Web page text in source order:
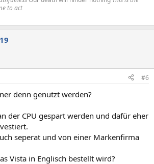
to act
#6
denn genutzt werden?
der CPU gespart werden und dafür eher
seperat und von einer Markenfirma
Vista in Englisch bestellt wird?